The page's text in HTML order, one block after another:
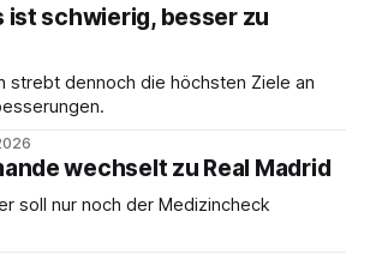
ist schwierig, besser zu
strebt dennoch die höchsten Ziele an
wechselt zu Real Madrid
soll nur noch der Medizincheck